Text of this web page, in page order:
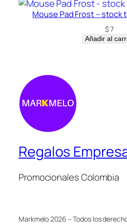
Mouse Pad Frost –
$7
Añadir al
Regalos
Promocionales Colombia
Markmelo 2026 – Todos los